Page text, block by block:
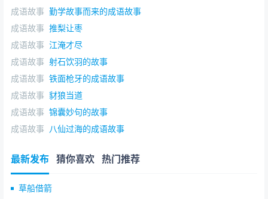
成语故事 勤学故事而来的成语故事
成语故事 推梨让枣
成语故事 江淹才尽
成语故事 射石饮羽的故事
成语故事 铁面枪牙的成语故事
成语故事 豺狼当道
成语故事 锦囊妙句的故事
成语故事 八仙过海的成语故事
最新发布 猜你喜欢 热门推荐
草船借箭